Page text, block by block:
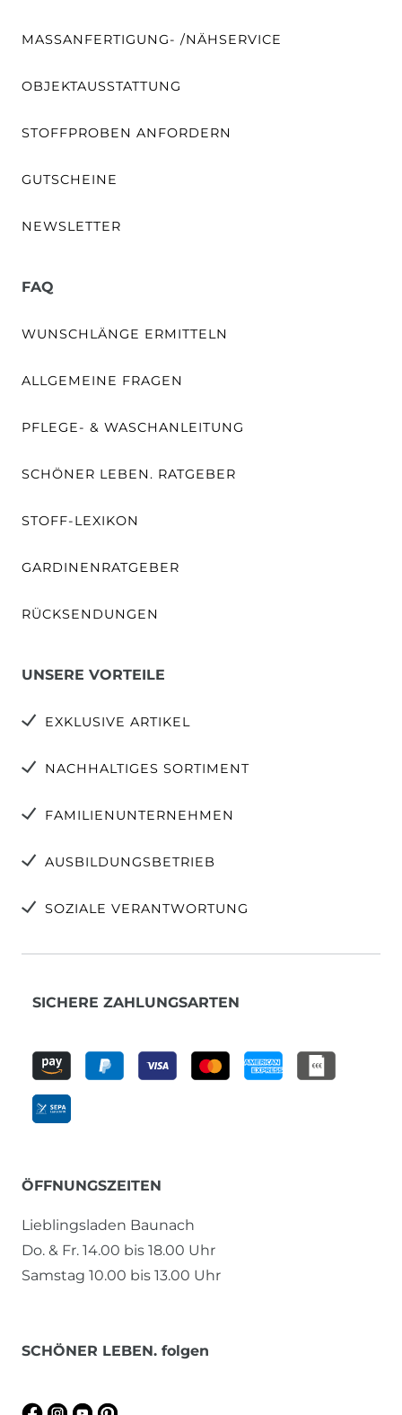
MASSANFERTIGUNG- /NÄHSERVICE
OBJEKTAUSSTATTUNG
STOFFPROBEN ANFORDERN
GUTSCHEINE
NEWSLETTER
FAQ
WUNSCHLÄNGE ERMITTELN
ALLGEMEINE FRAGEN
PFLEGE- & WASCHANLEITUNG
SCHÖNER LEBEN. RATGEBER
STOFF-LEXIKON
GARDINENRATGEBER
RÜCKSENDUNGEN
UNSERE VORTEILE
EXKLUSIVE ARTIKEL
NACHHALTIGES SORTIMENT
FAMILIENUNTERNEHMEN
AUSBILDUNGSBETRIEB
SOZIALE VERANTWORTUNG
SICHERE ZAHLUNGSARTEN
ÖFFNUNGSZEITEN
Lieblingsladen Baunach
Do. & Fr. 14.00 bis 18.00 Uhr
Samstag 10.00 bis 13.00 Uhr
SCHÖNER LEBEN. folgen